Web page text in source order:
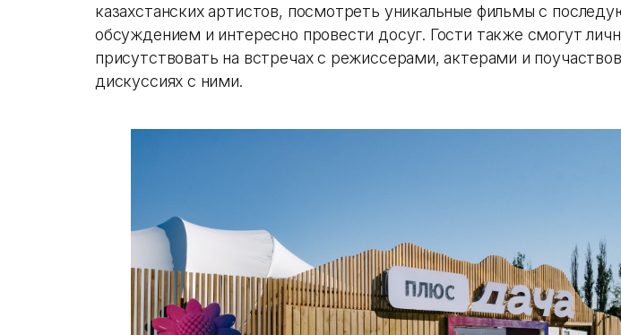
казахстанских артистов, посмотреть уникальные фильмы с
обсуждением и интересно провести досуг. Гости также смогут
присутствовать на встречах с режиссерами, актерами и
дискуссиях с ними.